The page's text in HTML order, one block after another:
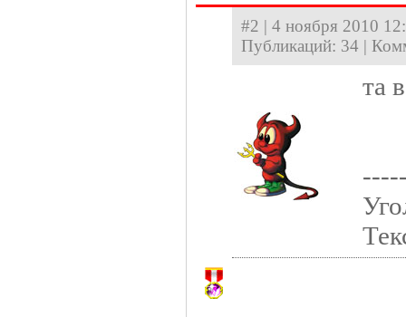
#2 | 4 ноября 2010
Публикаций: 34 |
та